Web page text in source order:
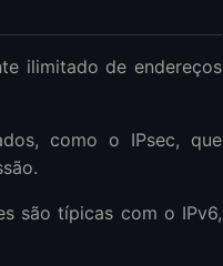
ilimitado de endereços
como o IPsec, que
são típicas com o IPv6,